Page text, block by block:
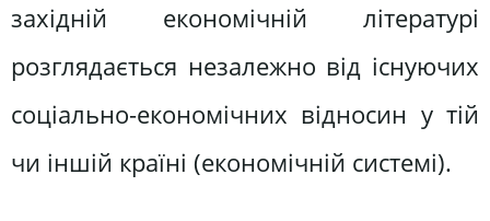
західній економічній літературі
розглядається незалежно від існуючих
соціально-економічних відносин у тій
чи іншій країні (економічній системі).